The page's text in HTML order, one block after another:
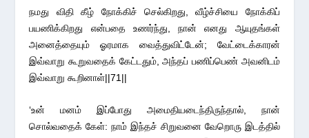
நமது விதி கீழ் நோக்கிச் செல்கிறது, வீழ்ச்சியை நோக்கிப்
பயணிக்கிறது என்பதை உணர்ந்து, நான் எனது ஆயுதங்கள்
அனைத்தையும் ஓரமாக வைத்துவிட்டேன்; வேட்டைக்காரன்
இவ்வாறு கூறுவதைக் கேட்டதும், அந்தப் பணிப்பெண் அவனிடம்
இவ்வாறு கூறினாள்||71||
‘உன் மனம் இப்போது அமைதியடைந்திருந்தால், நான்
சொல்வதைக் கேள்: நாம் இந்தச் சிறுவனை வேறொரு இடத்தில்